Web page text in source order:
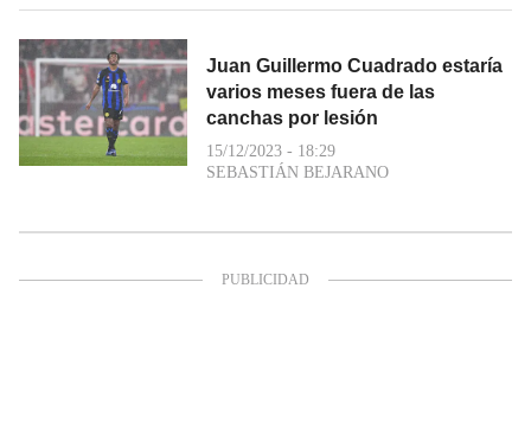
Juan Guillermo Cuadrado estaría
varios meses fuera de las
canchas por lesión
15/12/2023 - 18:29
SEBASTIÁN BEJARANO